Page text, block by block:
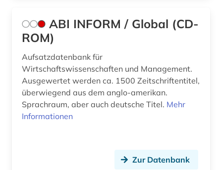
ABI INFORM / Global (CD-
ROM)
Aufsatzdatenbank für
Wirtschaftswissenschaften und Management.
Ausgewertet werden ca. 1500 Zeitschriftentitel,
überwiegend aus dem anglo-amerikan.
Sprachraum, aber auch deutsche Titel. Mehr
Informationen
Zur Datenbank